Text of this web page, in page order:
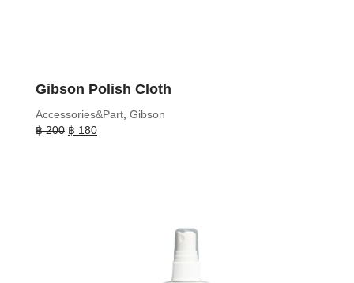
Gibson Polish Cloth
Accessories&Part, Gibson
฿200 Original
฿ 180Current